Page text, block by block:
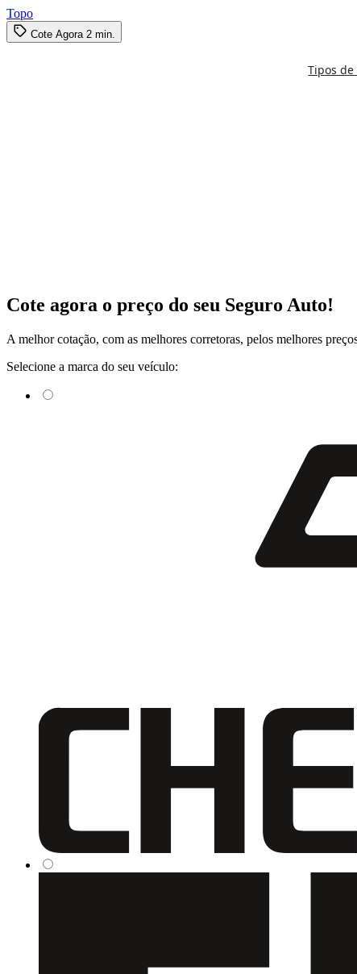
Topo
Cote Agora 2 min.
0800 591 8084
Tipos
Cote agora o preço do seu Seguro Auto!
A melhor cotação, com as melhores corretoras, pelos melhores
Selecione a marca do seu veículo: